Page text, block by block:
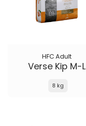
HFC Adult
Verse Kip M-L
8 kg